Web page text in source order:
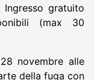
gratuito
(max 30
novembre alle
della fuga con